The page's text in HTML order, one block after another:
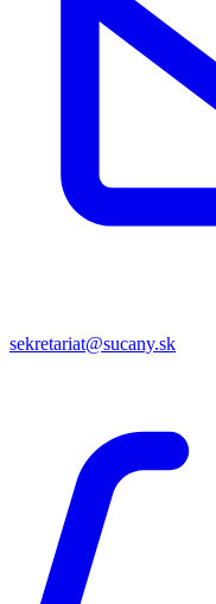
sekretariat@sucany.sk